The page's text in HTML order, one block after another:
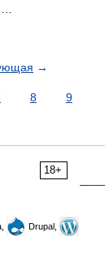
→
8
9
18+
Drupal,